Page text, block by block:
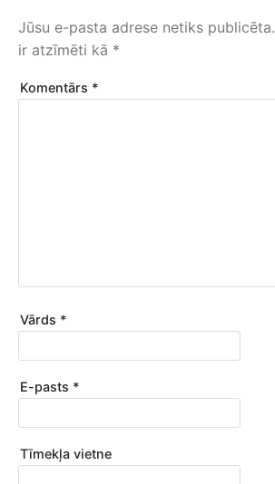
Jūsu e-pasta adrese netiks publicēta.
ir atzīmēti kā *
Komentārs *
Vārds *
E-pasts *
Tīmekļa vietne